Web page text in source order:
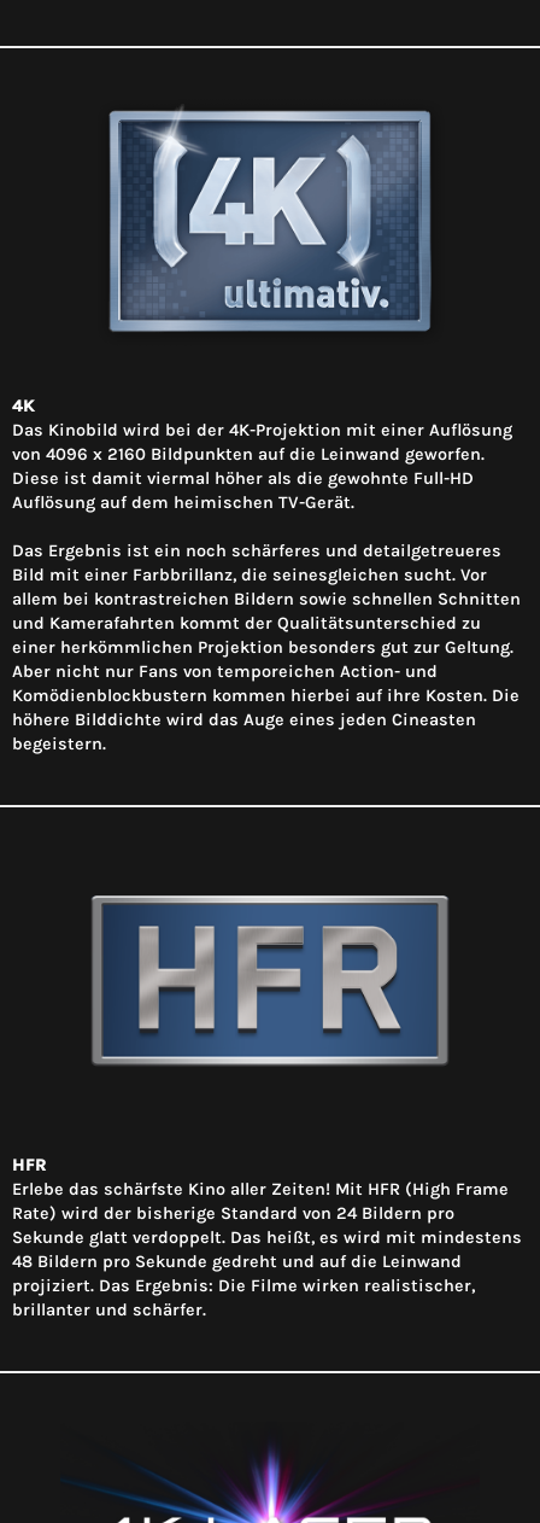
4K
Das Kinobild wird bei der 4K-Projektion mit einer Auflösung
von 4096 x 2160 Bildpunkten auf die Leinwand geworfen.
Diese ist damit viermal höher als die gewohnte Full-HD
Auflösung auf dem heimischen TV-Gerät.
Das Ergebnis ist ein noch schärferes und detailgetreueres
Bild mit einer Farbbrillanz, die seinesgleichen sucht. Vor
allem bei kontrastreichen Bildern sowie schnellen Schnitten
und Kamerafahrten kommt der Qualitätsunterschied zu
einer herkömmlichen Projektion besonders gut zur Geltung.
Aber nicht nur Fans von temporeichen Action- und
Komödienblockbustern kommen hierbei auf ihre Kosten. Die
höhere Bilddichte wird das Auge eines jeden Cineasten
begeistern.
HFR
Erlebe das schärfste Kino aller Zeiten! Mit HFR (High Frame
Rate) wird der bisherige Standard von 24 Bildern pro
Sekunde glatt verdoppelt. Das heißt, es wird mit mindestens
48 Bildern pro Sekunde gedreht und auf die Leinwand
projiziert. Das Ergebnis: Die Filme wirken realistischer,
brillanter und schärfer.